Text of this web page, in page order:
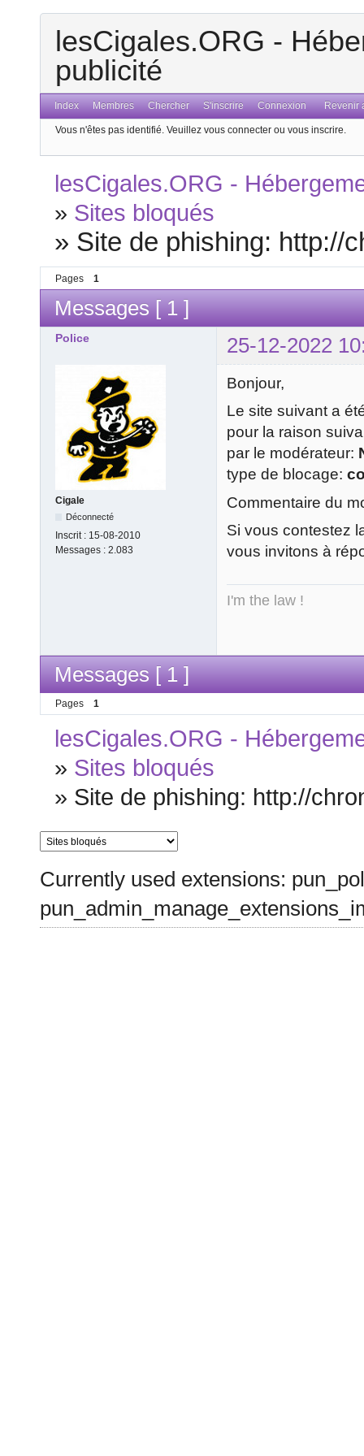
lesCigales.ORG -
publicité
Index Membres Chercher S'inscrire Connexion Revenir
Vous n'êtes pas identifié. Veuillez vous connecter ou vous inscrire.
lesCigales.ORG -
» Sites bloqués
» Site de phishing: http://
Pages 1
Messages [ 1 ]
Police 25-12-2022
Cigale
Déconnecté
Inscrit : 15-08-2010
Messages : 2.083
Bonjour,
Le site suivant a
pour la raison
par le modérateur:
type de blocage:
Commentaire du
Si vous contestez
vous invitons à
I'm the law !
Messages [ 1 ]
Pages 1
lesCigales.ORG -
» Sites bloqués
» Site de phishing: http://
Currently used extensions: